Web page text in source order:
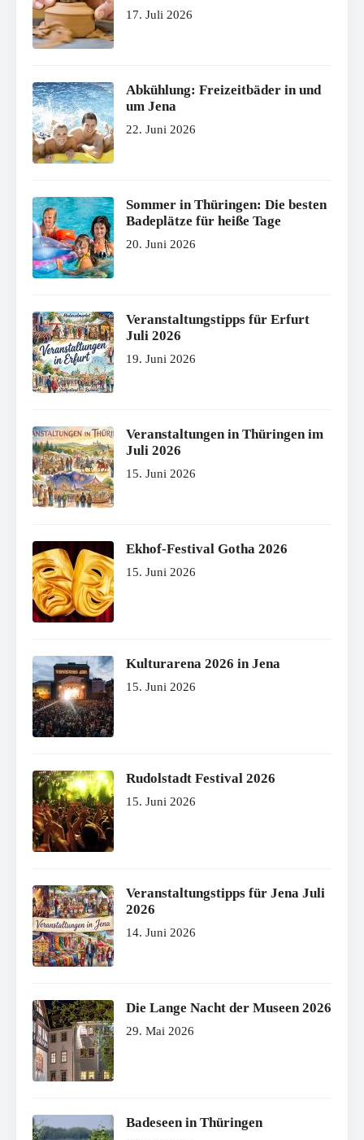
17. Juli 2026
Abkühlung: Freizeitbäder in und
um Jena
22. Juni 2026
Sommer in Thüringen: Die besten
Badeplätze für heiße Tage
20. Juni 2026
Veranstaltungstipps für Erfurt
Juli 2026
19. Juni 2026
Veranstaltungen in Thüringen im
Juli 2026
15. Juni 2026
Ekhof-Festival Gotha 2026
15. Juni 2026
Kulturarena 2026 in Jena
15. Juni 2026
Rudolstadt Festival 2026
15. Juni 2026
Veranstaltungstipps für Jena Juli
2026
14. Juni 2026
Die Lange Nacht der Museen 2026
29. Mai 2026
Badeseen in Thüringen